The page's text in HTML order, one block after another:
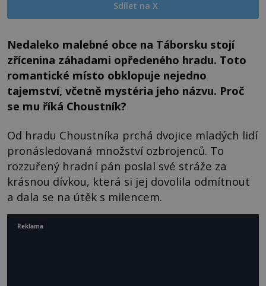
Sdílet na X
Nedaleko malebné obce na Táborsku stojí
zřícenina záhadami opředeného hradu. Toto
romantické místo obklopuje nejedno
tajemství, včetně mystéria jeho názvu. Proč
se mu říká Choustník?
Od hradu Choustníka prchá dvojice mladých lidí
pronásledovaná množství ozbrojenců. To
rozzuřený hradní pán poslal své stráže za
krásnou dívkou, která si jej dovolila odmítnout
a dala se na útěk s milencem.
Reklama